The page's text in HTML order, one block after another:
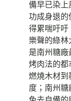
備早已染上
功成身退的
得累喘吁吁
樂聲的綠林
是南州糖
烤肉法的都
燃燒木材到
度；南州糖